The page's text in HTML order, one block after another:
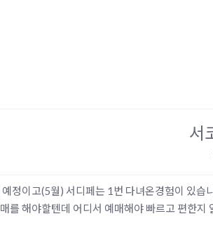
서
정이고(5월) 서디페는 1번 다녀온경험이 있
를 해야할텐데 어디서 예매해야 빠르고 편한